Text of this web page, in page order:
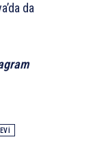
da